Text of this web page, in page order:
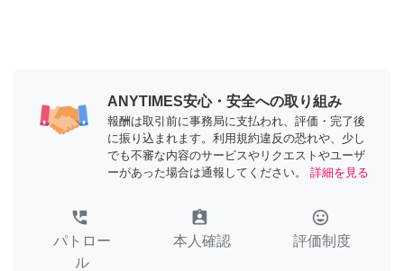
ANYTIMES安心・安全への取り組み
報酬は取引前に事務局に支払われ、評価・完了後
に振り込まれます。利用規約違反の恐れや、少し
でも不審な内容のサービスやリクエストやユーザ
ーがあった場合は通報してください。
詳細を見る
perm_phone_msg
パトロー
ル
assignment_ind
本人確認
tag_faces
評価制度